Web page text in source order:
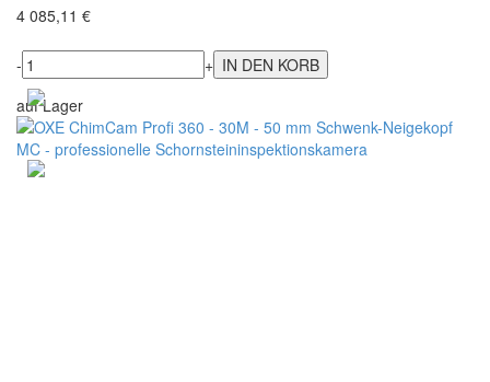
4 085,11 €
-
+
auf Lager